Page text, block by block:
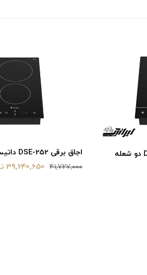
اجاق برقی DSE-252 داتیس دو شعله
41,727,000 39,640,650 تومان